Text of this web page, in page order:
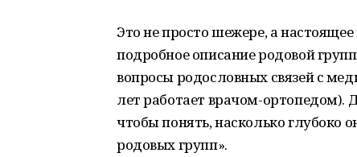
Это не просто шежере, а
подробное описание родовой
вопросы родословных связей с
лет работает врачом-ортопедом).
чтобы понять, насколько глубоко
родовых групп».